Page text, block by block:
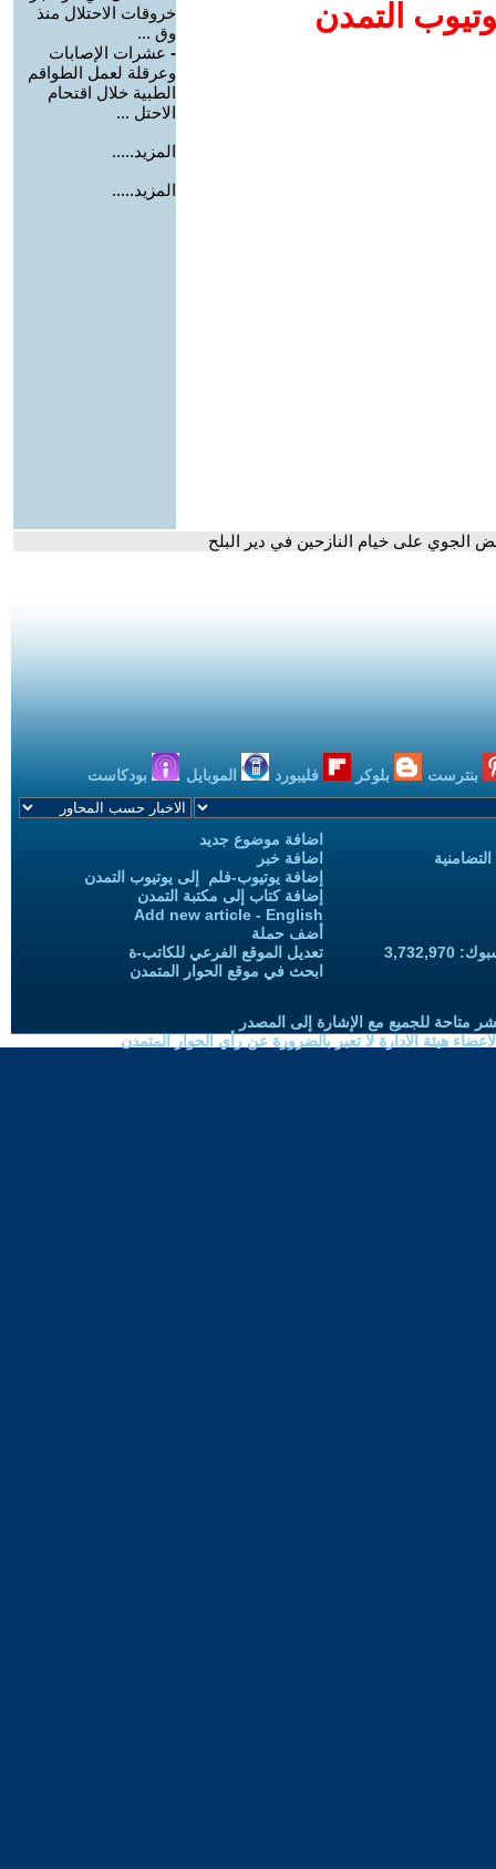
التمدن
خروقات الاحتلال منذ
وق ...
- عشرات الإصابات
وعرقلة لعمل الطواقم
الطبية خلال اقتحام
الاحتل ...
المزيد.....
المزيد.....
الجوي على خيام النازحين في دير البلح
بنترست بلوكر فليبورد الموبايل بودكاست
اضافة موضوع جديد
اضافة خبر
إضافة يوتيوب-فلم إلى يوتيوب التمدن
إضافة كتاب إلى مكتبة التمدن
Add new article - English
أضف حملة
تعديل الموقع الفرعي للكاتب-ة
ابحث في موقع الحوار المتمدن
متاحة للجميع مع الإشارة إلى المصدر
هيئة الادارة لا تعبر بالضرورة عن رأي الحوار المتمدن